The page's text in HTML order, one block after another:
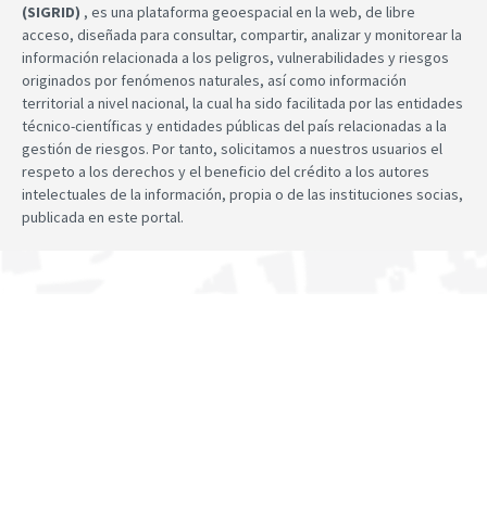
(SIGRID) , es una plataforma geoespacial en la web, de libre
acceso, diseñada para consultar, compartir, analizar y monitorear la
información relacionada a los peligros, vulnerabilidades y riesgos
originados por fenómenos naturales, así como información
territorial a nivel nacional, la cual ha sido facilitada por las entidades
técnico-científicas y entidades públicas del país relacionadas a la
gestión de riesgos. Por tanto, solicitamos a nuestros usuarios el
respeto a los derechos y el beneficio del crédito a los autores
intelectuales de la información, propia o de las instituciones socias,
publicada en este portal.